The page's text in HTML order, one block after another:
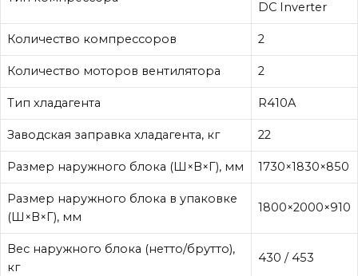
DC Inverter
Количество компрессоров 2
Количество моторов вентилятора 2
Тип хладагента R410A
Заводская заправка хладагента, кг 22
Размер наружного блока (Ш×В×Г), мм 1730×1830×850
Размер наружного блока в упаковке
(Ш×В×Г), мм
1800×2000×910
Вес наружного блока (нетто/брутто),
кг
430 / 453